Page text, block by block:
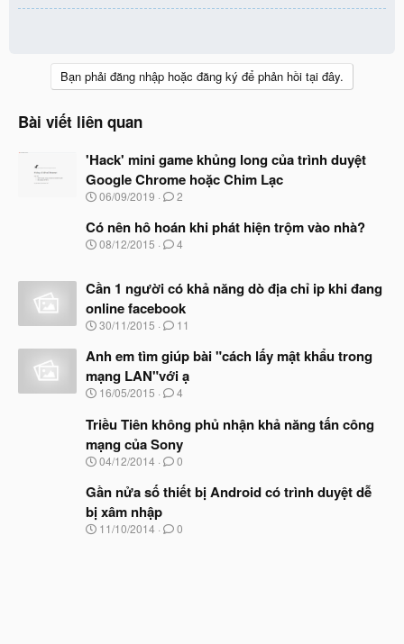
Bạn phải đăng nhập hoặc đăng ký để phản hồi tại đây.
Bài viết liên quan
'Hack' mini game khủng long của trình duyệt
Google Chrome hoặc Chim Lạc
N
à
y
b
t
đ
ầ
u
06/09/2019 2
Có nên hô hoán khi phát hiện trộm vào nhà?
N
y
b
ắ
t
ầ
u
08/12/2015 4
Cần 1 người có khả năng dò địa chỉ ip khi đang
online facebook
N
à
b
ắ
đ
ầ
u
30/11/2015 11
Anh em tìm giúp bài "cách lấy mật khẩu trong
mạng LAN"với ạ
N
à
y
b
ắ
đ
ầ
u
16/05/2015 4
Triều Tiên không phủ nhận khả năng tấn công
mạng của Sony
N
à
b
ắ
04/12/2014 0
Gần nửa số thiết bị Android có trình duyệt dễ
bị xâm nhập
N11/10/2014 0